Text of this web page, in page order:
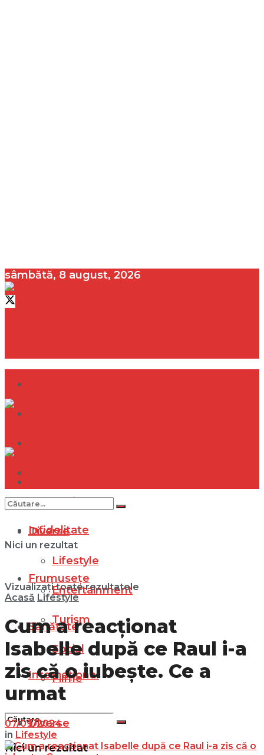
sâmbătă, 8 august, 2026
Internațional
Diverse
Lifestyle
Entertainment
Turism
Social
Filme
Nici un rezultat
Infidelitate
Frumusețe
Sănătate
Internațional
Diverse
Nici un rezultat
Vizualizați toate rezultatele
Acasă Lifestyle
Cum a reacționat
Isabelle după ce Raul i-a
zis că o iubește. Ce a
urmat
07/09/2024
in Lifestyle